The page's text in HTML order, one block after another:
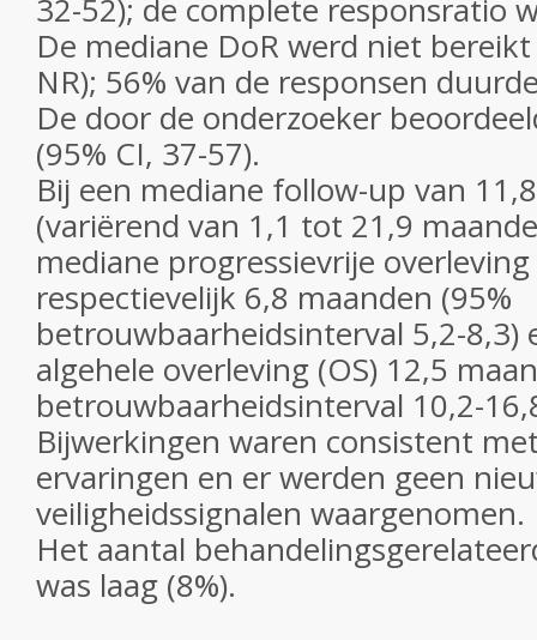
32-52); de complete responsratio
De mediane DoR werd niet bereikt
NR); 56% van de responsen
De door de onderzoeker
(95% CI, 37-57).
Bij een mediane follow-up van
(variërend van 1,1 tot 21,9
mediane progressievrije overleving
respectievelijk 6,8 maanden (95%
betrouwbaarheidsinterval 5,2-8,3)
algehele overleving (OS) 12,5
betrouwbaarheidsinterval 10,2-
Bijwerkingen waren consistent
ervaringen en er werden geen
veiligheidssignalen waargenomen.
Het aantal
was laag (8%).